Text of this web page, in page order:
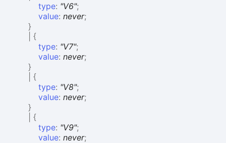
type: "V6";
value: never;
}
{
type: "V7";
value: never;
}
{
type: "V8";
value: never;
}
{
type: "V9";
value: never;